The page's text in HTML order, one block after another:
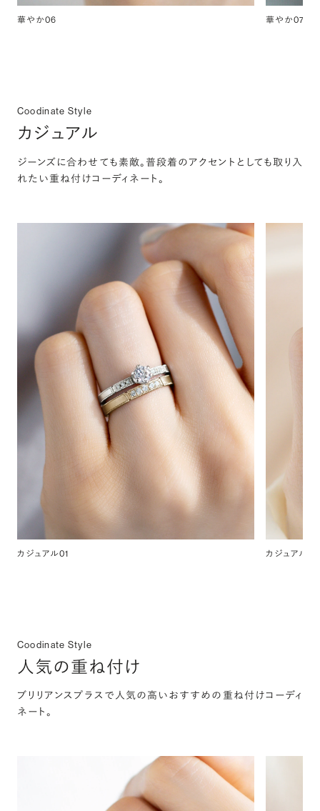
華やか06 華やか07
Coodinate Style
カジュアル
ジーンズに合わせても素敵。普段着のアクセントとしても取り入
れたい重ね付けコーディネート。
カジュアル01 カジュアル02
Coodinate Style
人気の重ね付け
ブリリアンスプラスで人気の高いおすすめの重ね付けコーディ
ネート。